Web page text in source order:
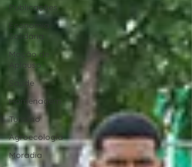
Publicações
Economia
Solidária
Moção de
Aplauso
Saúde
Homenagem
Turismo
Agroecologia
Moradia